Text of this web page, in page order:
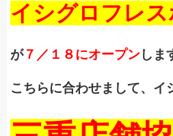
イシグロフレ
が７／１８にオープン しま
こちらに合わせまして、イ